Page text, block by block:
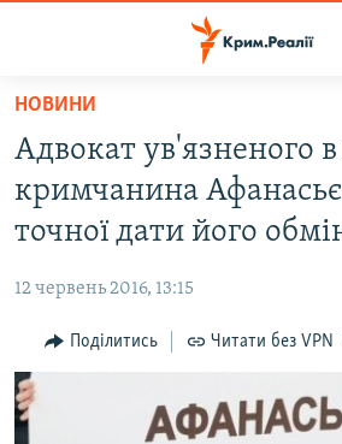
Перейти
основного
матеріалу
Перейти
до
основної
навігації
Перейти
до
пошуку
ВОДА.КРИМ
ВІДЕО ТА ФОТО
БЛОГИ
ПОГЛЯД
ІНТЕРВ'Ю
ВСЕ ЗА ДЕНЬ
НОВИНИ
Адвокат ув'язненого в
кримчанина
точної дати його
12 червень 2016, 13:15
Поділитись Читати без VPN